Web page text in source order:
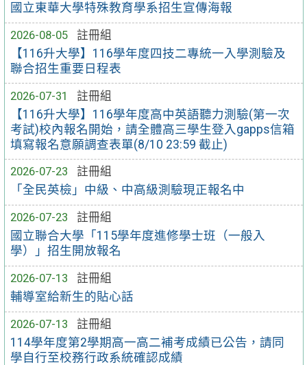
國立東華大學特殊教育學系招生宣傳海報
2026-08-05
註冊組
【116升大學】116學年度四技二專統一入學測驗及
聯合招生重要日程表
2026-07-31
註冊組
【116升大學】116學年度高中英語聽力測驗(第一次
考試)校內報名開始，請全體高三學生登入gapps信箱
填寫報名意願調查表單(8/10 23:59 截止)
2026-07-23
註冊組
「全民英檢」中級、中高級測驗現正報名中
2026-07-23
註冊組
國立聯合大學「115學年度進修學士班（一般入
學）」招生開放報名
2026-07-13
註冊組
輔導室給新生的貼心話
2026-07-13
註冊組
114學年度第2學期高一高二補考成績已公告，請同
學自行至校務行政系統確認成績